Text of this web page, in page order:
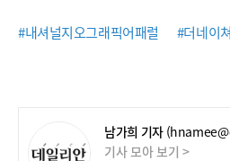
#내셔널지오그래픽어패럴 #더네이
남가희 기자
기사 모아 보기 >